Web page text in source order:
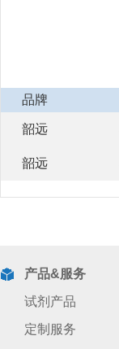
品牌
韶远
韶远
产品&服务
试剂产品
定制服务